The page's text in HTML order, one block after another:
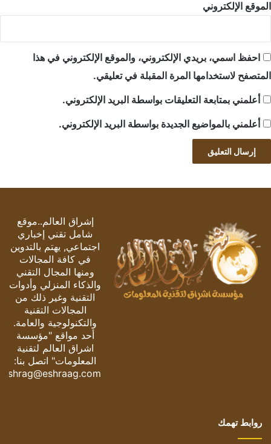
الموقع الإلكتروني
احفظ اسمي، بريدي الإلكتروني، والموقع الإلكتروني في هذا
المتصفح لاستخدامها المرة المقبلة في تعليقي.
أعلمني بمتابعة التعليقات بواسطة البريد الإلكتروني.
أعلمني بالمواضيع الجديدة بواسطة البريد الإلكتروني.
إشراق العالم..موقع
شامل تقني إخباري
اجتماعي, يهتم بالتدوين
في كافة المجالات
ومنها المجال التقني
والذكاء المنزلي وأدوات
التقنية وغير ذلك من
المجالات التقنية
والتكنولوجية والعامة.
أحد مواقع "مؤسسة
اشراق العالم لتقنية
المعلومات" اتصل بنا:
eshrag@eshraag.com
روابط تهمك